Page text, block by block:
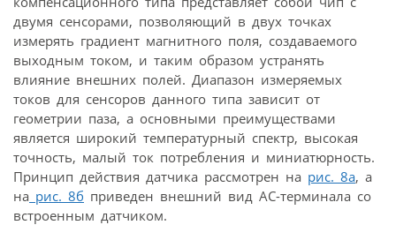
двумя сенсорами, позволяющий в двух точках
измерять градиент магнитного поля, создаваемого
выходным током, и таким образом устранять
влияние внешних полей. Диапазон измеряемых
токов для сенсоров данного типа зависит от
геометрии паза, а основными преимуществами
является широкий температурный спектр, высокая
точность, малый ток потребления и миниатюрность.
Принцип действия датчика рассмотрен на рис. 8а, а
на рис. 8б приведен внешний вид АС-терминала со
встроенным датчиком.